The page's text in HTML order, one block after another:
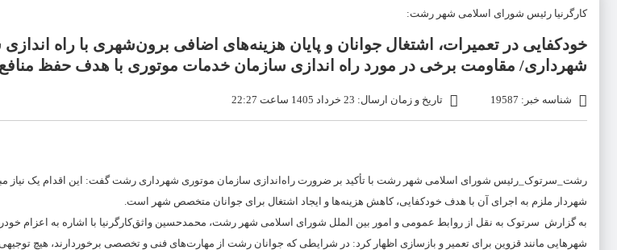
کارگرنیا رئیس شورای اسلامی شهر رشت:
خودکفایی در تعمیرات، اشتغال جوانان و پایان هزینه‌های اضافی برون‌شهری با راه
شهرداری/ مقاومت برخی در مورد راه اندازی سازمان خدمات موتوری با هدف حفظ
شناسه خبر: 19587 تاریخ و زمان ارسال: 23 خرداد 1405 ساعت 22:27
رشت_سرتوک_رئیس شورای اسلامی شهر رشت با تأکید بر ضرورت راه‌اندازی سازمان موتوری شهرداری رشت گفت: این اقدام یک نیاز
شهردار ملزم به اجرای آن با هدف خودکفایی، کاهش هزینه‌ها و ایجاد اشتغال برای جوانان متخصص شهر است.
به گزارش سرتوک به نقل از روابط عمومی و امور بین الملل شورای اسلامی شهر رشت، محمدحسین واثق‌کارگرنیا با اشاره به اعزام
شهرهایی مانند قزوین برای تعمیر و بازسازی اظهار کرد: در شرایطی که جوانان رشت از مهارت‌های فنی و تخصصی برخوردارند، هیچ